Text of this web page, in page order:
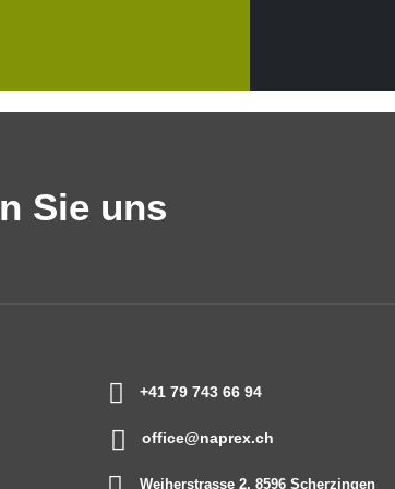
Sie uns
+41 79 743 66 94
office@naprex.ch
Weiherstrasse 2, 8596 Scherzingen